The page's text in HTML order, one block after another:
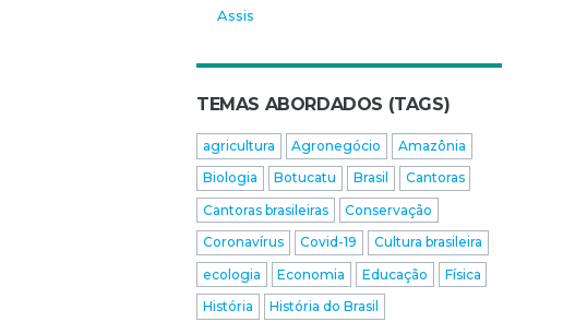
Assis
TEMAS ABORDADOS (TAGS)
agricultura Agronegócio
Amazônia
Biologia
Botucatu Brasil
Cantoras
Cantoras brasileiras
Conservação
Coronavírus
Covid-19
Cultura brasileira
ecologia
Economia Educação
Física
História
História do Brasil